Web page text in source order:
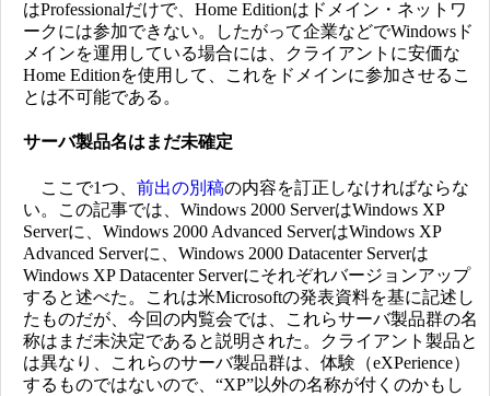
はProfessionalだけで、Home Editionはドメイン・ネットワ
ークには参加できない。したがって企業などでWindowsド
メインを運用している場合には、クライアントに安価な
Home Editionを使用して、これをドメインに参加させるこ
とは不可能である。
サーバ製品名はまだ未確定
ここで1つ、 前出の別稿の内容を訂正しなければならな
い。この記事では、Windows 2000 ServerはWindows XP
Serverに、Windows 2000 Advanced ServerはWindows XP
Advanced Serverに、Windows 2000 Datacenter Serverは
Windows XP Datacenter Serverにそれぞれバージョンアップ
すると述べた。これは米Microsoftの発表資料を基に記述し
たものだが、今回の内覧会では、これらサーバ製品群の名
称はまだ未決定であると説明された。クライアント製品と
は異なり、これらのサーバ製品群は、体験（eXPerience）
するものではないので、“XP”以外の名称が付くのかもし